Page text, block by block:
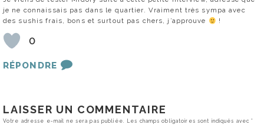
je ne connaissais pas dans le quartier. Vraiment très sympa avec
des sushis frais, bons et surtout pas chers, j’approuve
!
0
RÉPONDRE
LAISSER UN COMMENTAIRE
Votre adresse e-mail ne sera pas publiée. Les champs obligatoires sont indiqués avec*